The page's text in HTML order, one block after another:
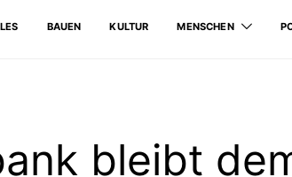
BAUEN KULTUR MENSCHEN
bleibt